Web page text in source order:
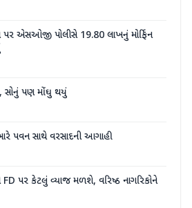
પર એસઓજી પોલીસે 19.80 લાખનું મોર્ફિન
સોનું પણ મોંઘુ થયું
પવન સાથે વરસાદની આગાહી
FD પર કેટલું વ્યાજ મળશે, વરિષ્ઠ નાગરિકોને